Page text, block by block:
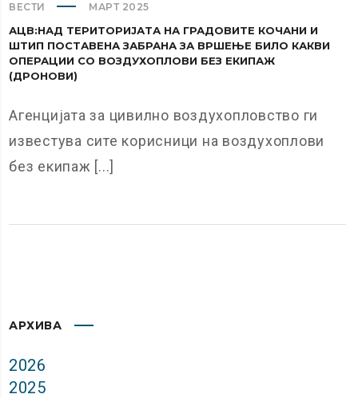
ВЕСТИ МАРТ 2025
АЦВ:НАД ТЕРИТОРИЈАТА НА ГРАДОВИТЕ КОЧАНИ И
ШТИП ПОСТАВЕНА ЗАБРАНА ЗА ВРШЕЊЕ БИЛО КАКВИ
ОПЕРАЦИИ СО ВОЗДУХОПЛОВИ БЕЗ ЕКИПАЖ
(ДРОНОВИ)
Агенцијата за цивилно воздухопловство ги
известува сите корисници на воздухоплови
без екипаж [...]
АРХИВА
2026
2025